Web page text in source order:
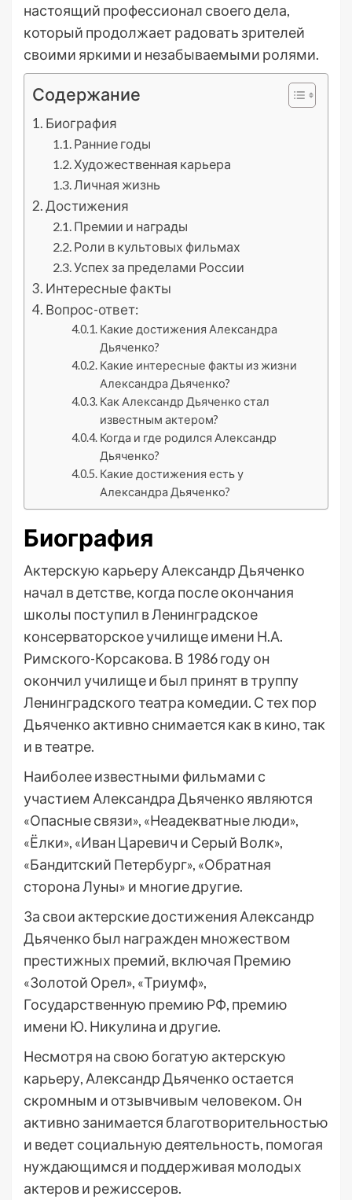
настоящий профессионал своего дела,
который продолжает радовать зрителей
своими яркими и незабываемыми ролями.
Содержание
Биография
Ранние годы
Художественная карьера
Личная жизнь
Достижения
Премии и награды
Роли в культовых фильмах
Успех за пределами России
Интересные факты
Вопрос-ответ:
Какие достижения Александра
Дьяченко?
Какие интересные факты из жизни
Александра Дьяченко?
Как Александр Дьяченко стал
известным актером?
Когда и где родился Александр
Дьяченко?
Какие достижения есть у
Александра Дьяченко?
Биография
Актерскую карьеру Александр Дьяченко
начал в детстве, когда после окончания
школы поступил в Ленинградское
консерваторское училище имени Н.А.
Римского-Корсакова. В 1986 году он
окончил училище и был принят в труппу
Ленинградского театра комедии. С тех пор
Дьяченко активно снимается как в кино, так
и в театре.
Наиболее известными фильмами с
участием Александра Дьяченко являются
«Опасные связи», «Неадекватные люди»,
«Ёлки», «Иван Царевич и Серый Волк»,
«Бандитский Петербург», «Обратная
сторона Луны» и многие другие.
За свои актерские достижения Александр
Дьяченко был награжден множеством
престижных премий, включая Премию
«Золотой Орел», «Триумф»,
Государственную премию РФ, премию
имени Ю. Никулина и другие.
Несмотря на свою богатую актерскую
карьеру, Александр Дьяченко остается
скромным и отзывчивым человеком. Он
активно занимается благотворительностью
и ведет социальную деятельность, помогая
нуждающимся и поддерживая молодых
актеров и режиссеров.